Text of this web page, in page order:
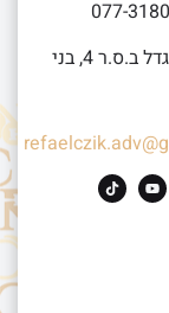
מצדה 7, מגדל ב.ס.ר 4, בני